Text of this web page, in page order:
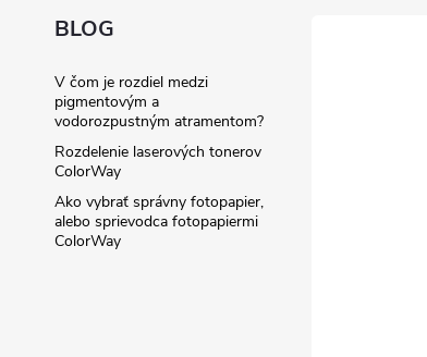
BLOG
V čom je rozdiel medzi
pigmentovým a
vodorozpustným atramentom?
Rozdelenie laserových tonerov
ColorWay
Ako vybrať správny fotopapier,
alebo sprievodca fotopapiermi
ColorWay